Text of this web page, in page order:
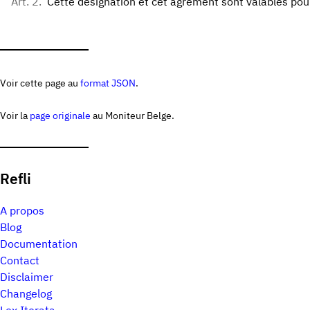
Voir cette page au format JSON.
Voir la page originale au Moniteur Belge.
Refli
A propos
Blog
Documentation
Contact
Disclaimer
Changelog